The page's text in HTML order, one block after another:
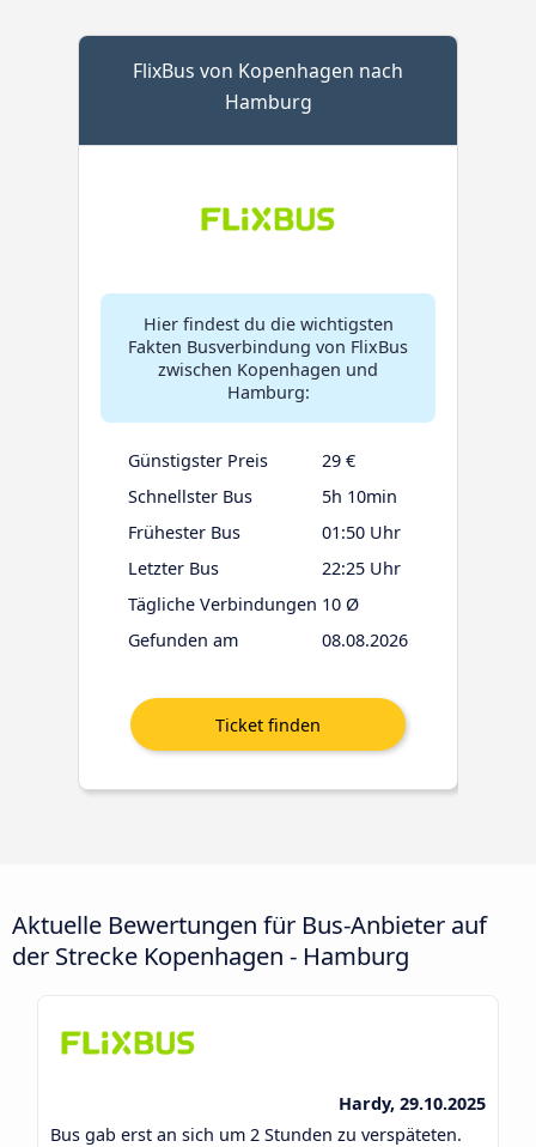
FlixBus von Kopenhagen nach
Hamburg
Hier findest du die wichtigsten
Fakten Busverbindung von FlixBus
zwischen Kopenhagen und
Hamburg:
Günstigster Preis
29 €
Schnellster Bus
5h 10min
Frühester Bus
01:50 Uhr
Letzter Bus
22:25 Uhr
Tägliche Verbindungen 10 Ø
Gefunden am
08.08.2026
Aktuelle Bewertungen für Bus-Anbieter auf
der Strecke Kopenhagen - Hamburg
Hardy, 29.10.2025
Bus gab erst an sich um 2 Stunden zu verspäteten.